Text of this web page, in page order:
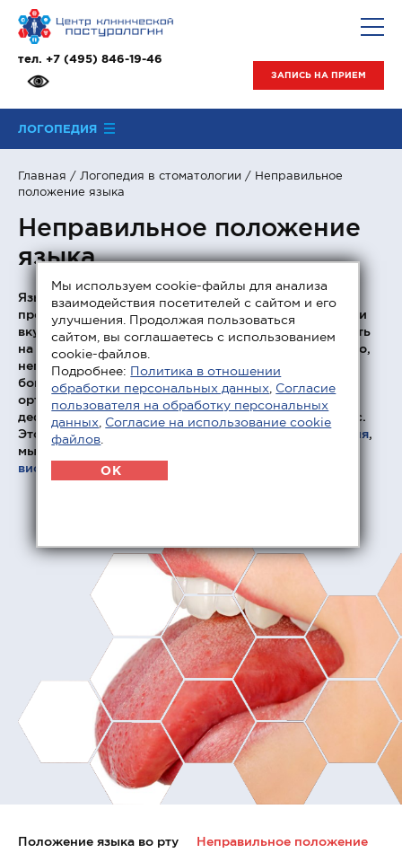
тел. +7 (495) 846-19-46
ЗАПИСЬ НА ПРИЕМ
ЛОГОПЕДИЯ
Главная / Логопедия в стоматологии / Неправильное
положение языка
Неправильное положение
языка
Язык — непарный мышечный орган, участвующий в
процессах жевания и глотания, а также в восприятии
вкуса и речевой артикуляции. Он способен оказывать
на передние зубы сильное давление. Соответственно,
неправильное положение языка (межзубное или
боковое прокладывание) способно вызвать ряд
ортодонтических проблем, и прежде всего
деформацию зубного ряда и патологический прикус.
Это в свою очередь провоцирует
нарушение жевания,
мышечный спазм, и как следствие —
височно-нижнечелюстного сустава
Положение языка во рту Неправильное положение
Мы используем cookie-файлы для анализа
взаимодействия посетителей с сайтом и его
улучшения. Продолжая пользоваться
сайтом, вы соглашаетесь с использованием
cookie-файлов.
Подробнее: Политика в отношении
обработки персональных данных Согласие
пользователя на обработку персональных
данных Согласие на использование cookie
файлов
OK